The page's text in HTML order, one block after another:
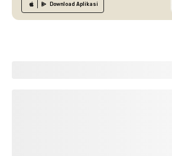
Download Aplikasi